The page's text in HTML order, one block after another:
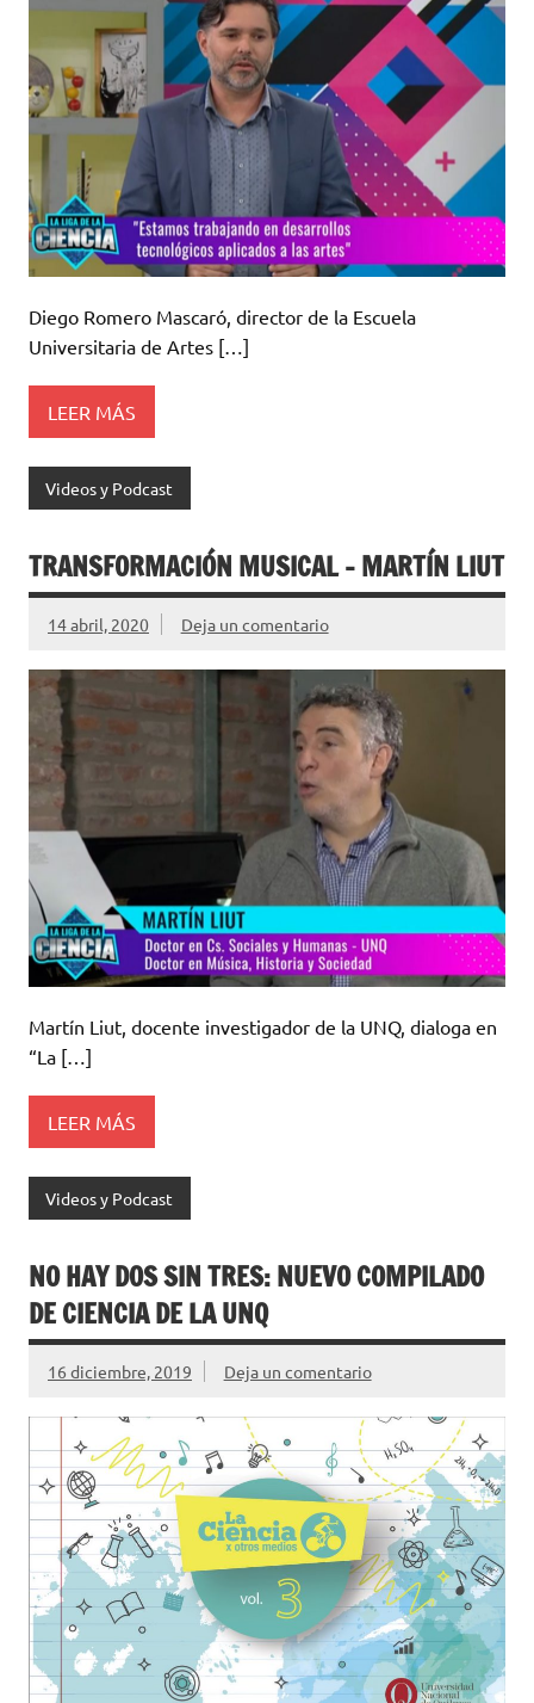
Diego Romero Mascaró, director de la Escuela
Universitaria de Artes […]
LEER MÁS
Videos y Podcast
TRANSFORMACIÓN MUSICAL – MARTÍN LIUT
14 abril, 2020 Deja un comentario
Martín Liut, docente investigador de la UNQ, dialoga en
“La […]
LEER MÁS
Videos y Podcast
NO HAY DOS SIN TRES: NUEVO COMPILADO
DE CIENCIA DE LA UNQ
16 diciembre, 2019 Deja un comentario